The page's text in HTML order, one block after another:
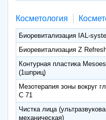
Косметология
Биоревитализация IAL-
Биоревитализация Z
Контурная пластика
(1шприц)
Мезотерапия зоны вокруг
C 71
Чистка лица
механическая)